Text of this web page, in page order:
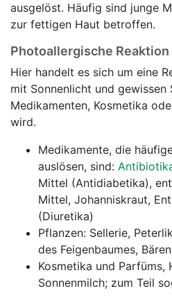
ausgelöst. Häufig sind junge
zur fettigen Haut betroffen.
Photoallergische Reaktion
Hier handelt es sich um eine
mit Sonnenlicht und gewissen
Medikamenten, Kosmetika
wird.
Medikamente, die
auslösen, sind:
Mittel (Antidiabetika),
Mittel, Johanniskraut,
(Diuretika)
Pflanzen: Sellerie,
des Feigenbaumes,
Kosmetika und Parfüms,
Sonnenmilch; zum Teil